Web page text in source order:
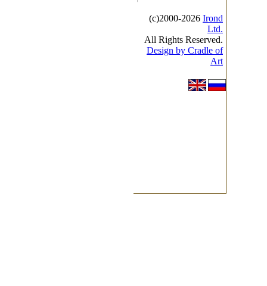
(с)2000-2026 Irond
Ltd.
All Rights Reserved.
Design by Cradle of
Art